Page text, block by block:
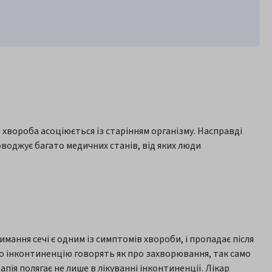
асоціюється із старінням організму. Насправді
багато медичних станів, від яких люди
сечі є одним із симптомів хвороби, і пропадає після
інконтиненцію говорять як про захворювання, так само
полягає не лише в лікуванні інконтиненції. Лікар